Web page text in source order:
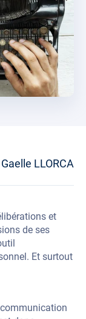
LLORCA
et
de ses
Et surtout
communication